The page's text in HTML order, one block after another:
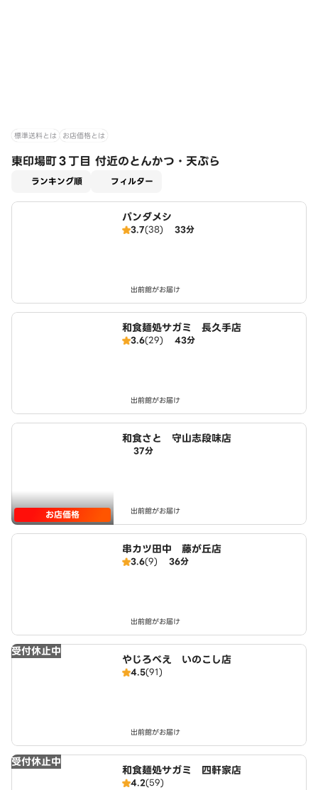
標準送料とは お店価格とは
東印場町３丁目 付近のとんかつ・天ぷら
ランキング順 フィルター
パンダメシ
3.7(38) 33分
出前館がお届け
和食麺処サガミ 長久手店
3.6(29) 43分
出前館がお届け
お店価格
和食さと 守山志段味店
37分
出前館がお届け
串カツ田中 藤が丘店
3.6(9) 36分
出前館がお届け
受付休止中
やじろべえ いのこし店
4.5(91)
出前館がお届け
受付休止中
和食麺処サガミ 四軒家店
4.2(59)